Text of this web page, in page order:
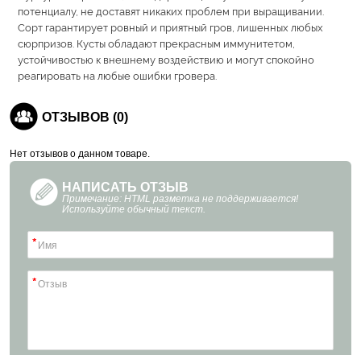
потенциалу, не доставят никаких проблем при выращивании.
Сорт гарантирует ровный и приятный гров, лишенных любых
сюрпризов. Кусты обладают прекрасным иммунитетом,
устойчивостью к внешнему воздействию и могут спокойно
реагировать на любые ошибки гровера.
ОТЗЫВОВ (0)
Нет отзывов о данном товаре.
НАПИСАТЬ ОТЗЫВ
Примечание: HTML разметка не поддерживается!
Используйте обычный текст.